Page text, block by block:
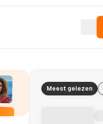
Meest gelezen